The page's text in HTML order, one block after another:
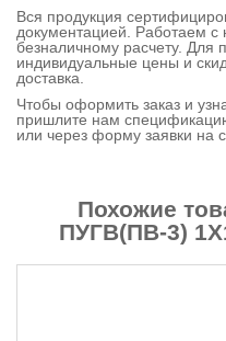
Вся продукция
документацией. Работаем
безналичному расчету. Для
индивидуальные цены и
доставка.
Чтобы оформить заказ и
пришлите нам
или через форму заявки на
Похожие
ПУГВ(ПВ-3)